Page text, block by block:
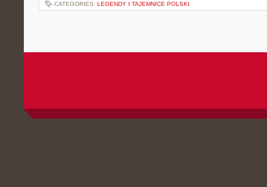
CATEGORIES: LEGENDY I TAJEMNICE POLSKI